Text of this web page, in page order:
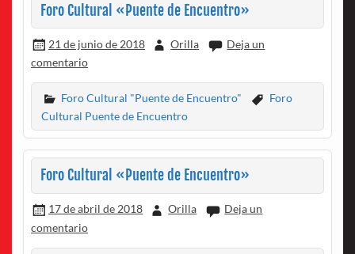
Foro Cultural «Puente de Encuentro»
21 de junio de 2018 Orilla
Deja un
comentario
Foro Cultural "Puente de Encuentro"
Foro
Cultural Puente de Encuentro
Foro Cultural «Puente de Encuentro»
17 de abril de 2018 Orilla
Deja un
comentario